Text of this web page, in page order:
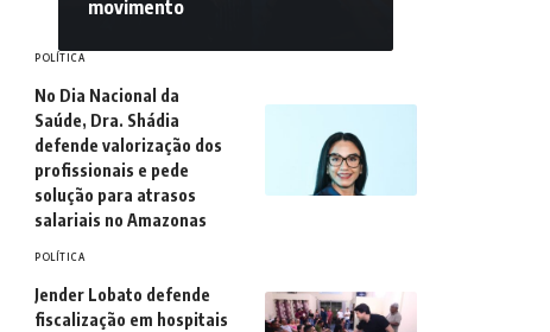
movimento
POLÍTICA
No Dia Nacional da
Saúde, Dra. Shádia
defende valorização dos
profissionais e pede
solução para atrasos
salariais no Amazonas
POLÍTICA
Jender Lobato defende
fiscalização em hospitais